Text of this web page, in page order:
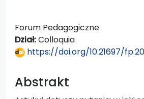
Forum Pedagogiczne
Dział:Colloquia
https://doi.org/10.21697/
Abstrakt